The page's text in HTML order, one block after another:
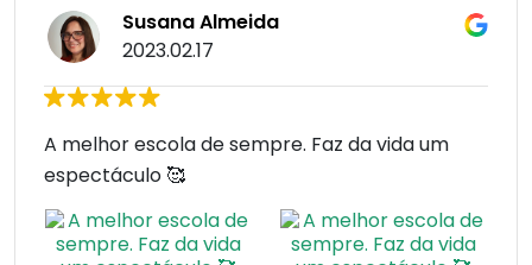
Susana Almeida
2023.02.17
A melhor escola de sempre. Faz da vida um
espectáculo 🥰